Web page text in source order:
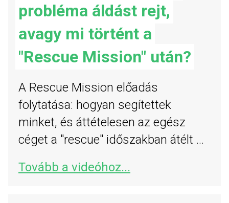
probléma áldást rejt,
avagy mi történt a
"Rescue Mission" után?
A Rescue Mission előadás
folytatása: hogyan segítettek
minket, és áttételesen az egész
céget a "rescue" időszakban átélt ...
Tovább a videóhoz...